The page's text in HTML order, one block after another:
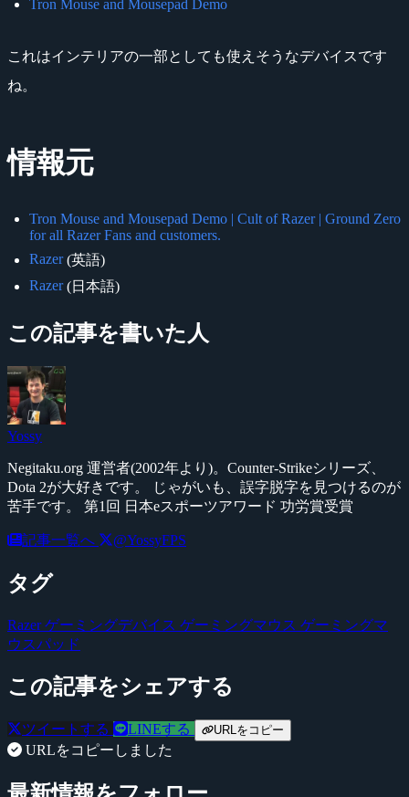
Tron Mouse and Mousepad Demo
これはインテリアの一部としても使えそうなデバイスです
ね。
情報元
Tron Mouse and Mousepad Demo | Cult of Razer | Ground Zero
for all Razer Fans and customers.
Razer(英語)
Razer(日本語)
この記事を書いた人
Yossy
Negitaku.org 運営者(2002年より)。Counter-Strikeシリーズ、
Dota 2が大好きです。 じゃがいも、誤字脱字を見つけるのが
苦手です。 第1回 日本eスポーツアワード 功労賞受賞
記事一覧へ @YossyFPS
タグ
Razerゲーミングデバイス ゲーミングマウス ゲーミングマ
ウスパッド
この記事をシェアする
ツイートする LINEする URLをコピー
URLをコピーしました